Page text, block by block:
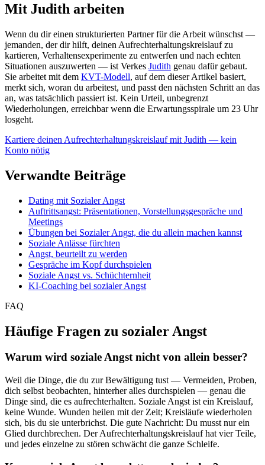
Mit Judith arbeiten
Wenn du dir einen strukturierten Partner für die Arbeit wünschst —
jemanden, der dir hilft, deinen Aufrechterhaltungskreislauf zu
kartieren, Verhaltensexperimente zu entwerfen und nach echten
Situationen auszuwerten — ist Verkes Judith genau dafür gebaut.
Sie arbeitet mit dem KVT-Modell, auf dem dieser Artikel basiert,
merkt sich, woran du arbeitest, und passt den nächsten Schritt an das
an, was tatsächlich passiert ist. Kein Urteil, unbegrenzt
Wiederholungen, erreichbar wenn die Erwartungsspirale um 23 Uhr
losgeht.
Kartiere deinen Aufrechterhaltungskreislauf mit Judith — kein
Konto nötig
Verwandte Beiträge
Dating mit Sozialer Angst
Auftrittsangst: Präsentationen, Vorstellungsgespräche und
Meetings
Übungen bei Sozialer Angst, die du allein machen kannst
Soziale Anlässe fürchten
Angst, beurteilt zu werden
Gespräche im Kopf durchspielen
Soziale Angst vs. Schüchternheit
KI-Coaching bei sozialer Angst
FAQ
Häufige Fragen zu sozialer Angst
Warum wird soziale Angst nicht von allein besser?
Weil die Dinge, die du zur Bewältigung tust — Vermeiden, Proben,
dich selbst beobachten, hinterher alles durchspielen — genau die
Dinge sind, die es aufrechterhalten. Soziale Angst ist ein Kreislauf,
keine Wunde. Wunden heilen mit der Zeit; Kreisläufe wiederholen
sich, bis du sie unterbrichst. Die gute Nachricht: Du musst nur ein
Glied durchbrechen. Der Aufrechterhaltungskreislauf hat vier Teile,
und jedes einzelne zu stören schwächt die ganze Schleife.